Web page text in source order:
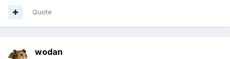
Quote
wodan